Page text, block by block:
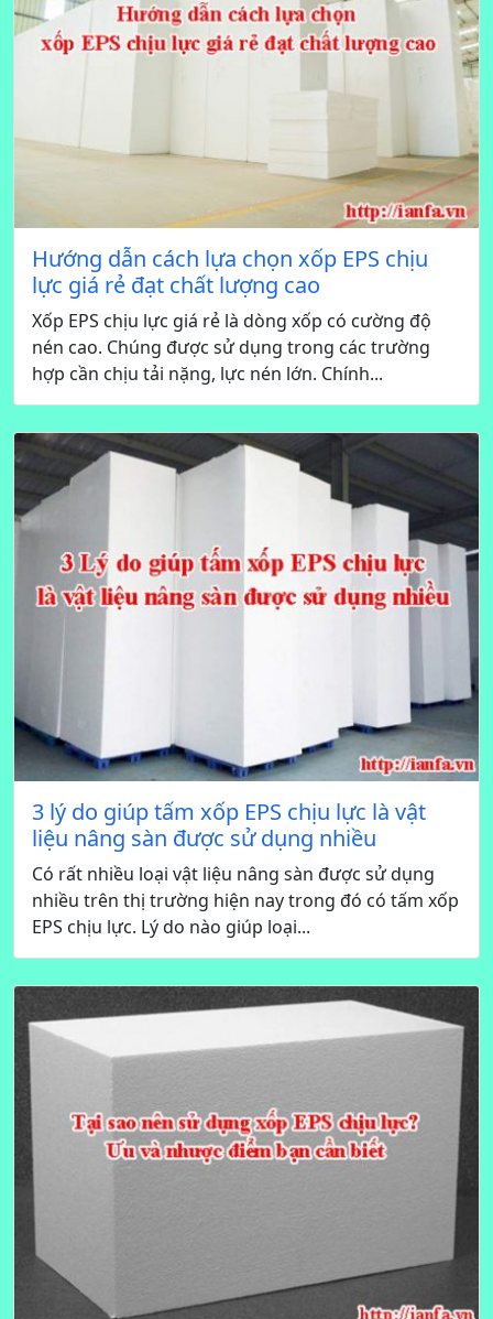
Hướng dẫn cách lựa chọn xốp EPS chịu
lực giá rẻ đạt chất lượng cao
Xốp EPS chịu lực giá rẻ là dòng xốp có cường độ
nén cao. Chúng được sử dụng trong các trường
hợp cần chịu tải nặng, lực nén lớn. Chính...
3 lý do giúp tấm xốp EPS chịu lực là vật
liệu nâng sàn được sử dụng nhiều
Có rất nhiều loại vật liệu nâng sàn được sử dụng
nhiều trên thị trường hiện nay trong đó có tấm xốp
EPS chịu lực. Lý do nào giúp loại...